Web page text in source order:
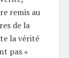
remis au
de la
la vérité
pas «